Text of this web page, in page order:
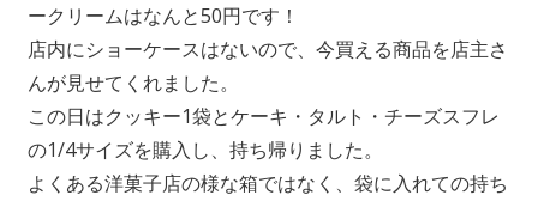
ークリームはなんと50円です！
店内にショーケースはないので、今買える商品を店主さ
んが見せてくれました。
この日はクッキー1袋とケーキ・タルト・チーズスフレ
の1/4サイズを購入し、持ち帰りました。
よくある洋菓子店の様な箱ではなく、袋に入れての持ち